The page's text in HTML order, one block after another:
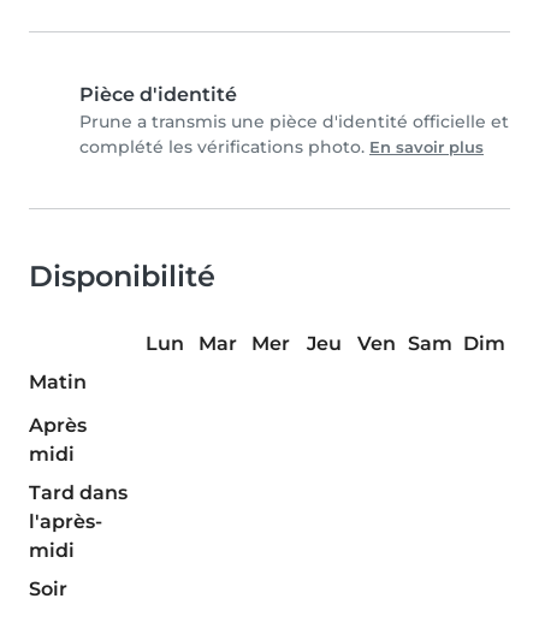
Pièce d'identité
Prune a transmis une pièce d'identité officielle et
complété les vérifications photo. En savoir plus
Disponibilité
Lun Mar Mer Jeu Ven Sam Dim
Matin
Après
midi
Tard dans
l'après-
midi
Soir